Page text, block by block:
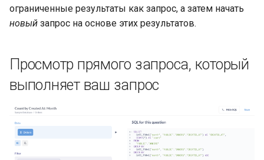
ограниченные результаты как запрос, а затем начать
новый запрос на основе этих результатов.
Просмотр прямого запроса, который
выполняет ваш запрос